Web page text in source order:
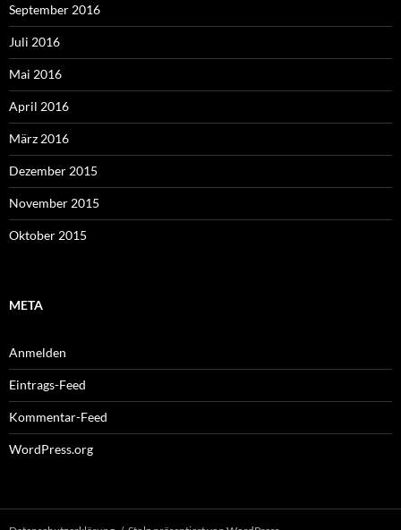
September 2016
Juli 2016
Mai 2016
April 2016
März 2016
Dezember 2015
November 2015
Oktober 2015
META
Anmelden
Eintrags-Feed
Kommentar-Feed
WordPress.org